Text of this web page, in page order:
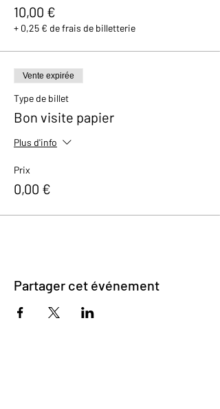
10,00 €
+ 0,25 € de frais de billetterie
Vente expirée
Type de billet
Bon visite papier
Plus d'info
Prix
0,00 €
Partager cet événement